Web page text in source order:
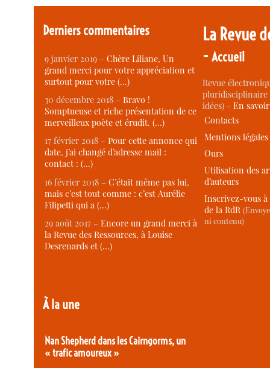
Derniers commentaires
9 janvier 2019 –Chère Liliane, Un
grand merci pour votre appréciation et
surtout pour votre (…)
30 décembre 2018 –Bravo !
Somptueuse et riche présentation de ce
merveilleux poète et érudit. (…)
17 février 2018 –Pour cette annonce qui
date, j’ai changé d’adresse mail :
contact : (…)
16 février 2018 –C’était même pas lui,
mais c’est tout comme : c’est Aurélie
Filipetti qui a (…)
29 août 2017 –Encore un grand merci à
la Revue des Ressources, à Louise
Desrenards et (…)
À la une
Nan Shepherd dans les Cairngorms, un
« trafic amoureux »
La Revue
-Accueil
Revue
idées) -En
Contacts
Mentions légales
Ours
Utilisation des
d’auteurs
Inscrivez-vous
de la RdR
ni contenu)